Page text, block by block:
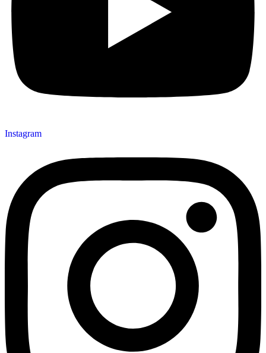
Instagram